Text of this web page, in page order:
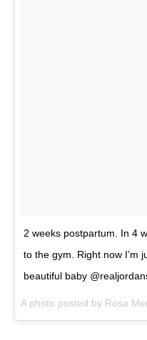
2 weeks postpartum. In 4
to the gym. Right now I’m
beautiful baby
A photo posted by Rosa